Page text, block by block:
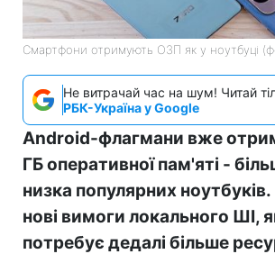
Смартфони отримують ОЗП як у ноутбуці
Не витрачай час на шум! Читай
РБК-Україна у Google
Android-флагмани вже
ГБ оперативної пам'яті -
низка популярних
нові вимоги локального ШІ,
потребує дедалі більше